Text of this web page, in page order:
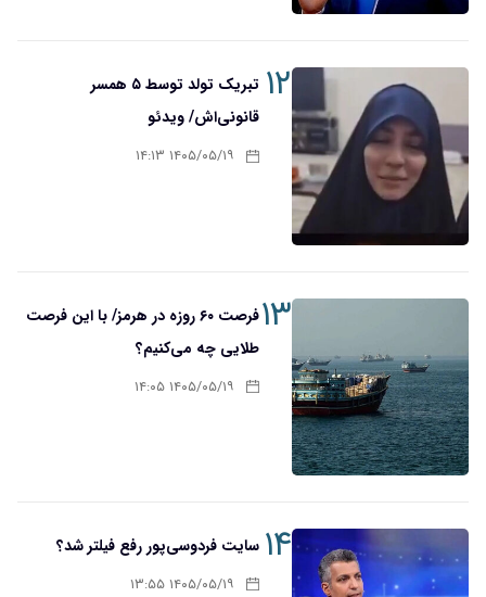
۱۲
تبریک تولد توسط ۵ همسر
قانونی‌اش/ ویدئو
۱۴۰۵/۰۵/۱۹ ۱۴:۱۳
۱۳
فرصت ۶۰ روزه در هرمز/ با این فرصت
طلایی چه می‌کنیم؟
۱۴۰۵/۰۵/۱۹ ۱۴:۰۵
۱۴ سایت فردوسی‌پور رفع فیلتر شد؟
۱۴۰۵/۰۵/۱۹ ۱۳:۵۵